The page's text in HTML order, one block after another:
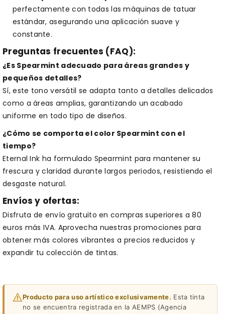
perfectamente con todas las máquinas de tatuar
estándar, asegurando una aplicación suave y
constante.
Preguntas frecuentes (FAQ):
¿Es Spearmint adecuado para áreas grandes y
pequeños detalles?
Sí, este tono versátil se adapta tanto a detalles delicados
como a áreas amplias, garantizando un acabado
uniforme en todo tipo de diseños.
¿Cómo se comporta el color Spearmint con el
tiempo?
Eternal Ink ha formulado Spearmint para mantener su
frescura y claridad durante largos periodos, resistiendo el
desgaste natural.
Envíos y ofertas:
Disfruta de envío gratuito en compras superiores a 80
euros más IVA. Aprovecha nuestras promociones para
obtener más colores vibrantes a precios reducidos y
expandir tu colección de tintas.
Producto para uso artístico exclusivamente. Esta tinta
no se encuentra registrada en la AEMPS (Agencia